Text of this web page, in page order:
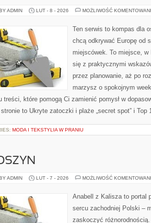
ADMIN LUT - 8 - 2026 MOŻLIWOŚĆ
Ten serwis to kompas dla
chcą odkrywać Europę od
miejscówek. To miejsce,
się z praktycznymi
przez planowanie, aż po
marzysz o spokojnym
treści, które pomogą Ci zamienić pomysł w
stronie to Ukryte zatoczki i plaże „secret spot” i
MODA I TEKSTYLIA W PRANIU
ADMIN LUT - 7 - 2026 MOŻLIWOŚĆ
Anabell z Kalisza to portal
sercu zachodniej Polski –
zaskoczyć